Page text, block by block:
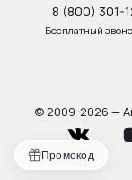
Промокод
8 (800) 301-
Бесплатный
© 2009-2026 —
vkontakte